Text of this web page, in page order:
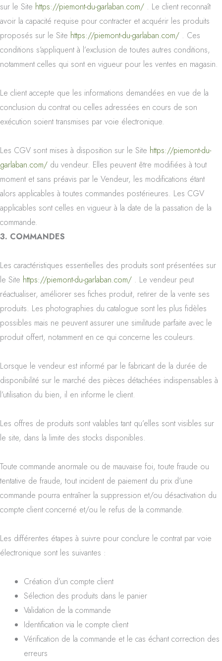
sur le Site https://piemont-du-garlaban.com/ . Le client reconnaît
avoir la capacité requise pour contracter et acquérir les produits
proposés sur le Site https://piemont-du-garlaban.com/ . Ces
conditions s’appliquent à l’exclusion de toutes autres conditions,
notamment celles qui sont en vigueur pour les ventes en magasin.
Le client accepte que les informations demandées en vue de la
conclusion du contrat ou celles adressées en cours de son
exécution soient transmises par voie électronique.
Les CGV sont mises à disposition sur le Site https://piemont-du-
garlaban.com/ du vendeur. Elles peuvent être modifiées à tout
moment et sans préavis par le Vendeur, les modifications étant
alors applicables à toutes commandes postérieures. Les CGV
applicables sont celles en vigueur à la date de la passation de la
commande.
3. COMMANDES
Les caractéristiques essentielles des produits sont présentées sur
le Site https://piemont-du-garlaban.com/ . Le vendeur peut
réactualiser, améliorer ses fiches produit, retirer de la vente ses
produits. Les photographies du catalogue sont les plus fidèles
possibles mais ne peuvent assurer une similitude parfaite avec le
produit offert, notamment en ce qui concerne les couleurs.
Lorsque le vendeur est informé par le fabricant de la durée de
disponibilité sur le marché des pièces détachées indispensables à
l’utilisation du bien, il en informe le client.
Les offres de produits sont valables tant qu’elles sont visibles sur
le site, dans la limite des stocks disponibles.
Toute commande anormale ou de mauvaise foi, toute fraude ou
tentative de fraude, tout incident de paiement du prix d’une
commande pourra entraîner la suppression et/ou désactivation du
compte client concerné et/ou le refus de la commande.
Les différentes étapes à suivre pour conclure le contrat par voie
électronique sont les suivantes :
Création d’un compte client
Sélection des produits dans le panier
Validation de la commande
Identification via le compte client
Vérification de la commande et le cas échant correction des
erreurs